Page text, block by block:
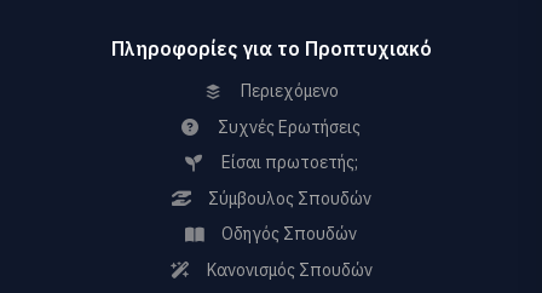
Πληροφορίες για το Προπτυχιακό
Περιεχόμενο
Συχνές Ερωτήσεις
Είσαι πρωτοετής;
Σύμβουλος Σπουδών
Οδηγός Σπουδών
Κανονισμός Σπουδών